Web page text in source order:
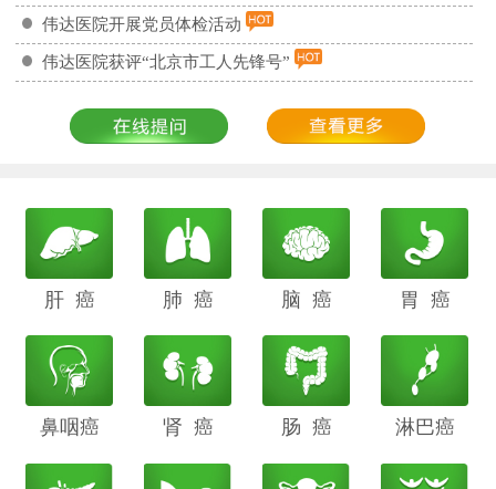
伟达医院开展党员体检活动
伟达医院获评“北京市工人先锋号”
肝 癌 阴道癌肺 癌 甲状腺癌
脑 癌 前列腺癌
胃 癌
鼻咽癌 胆管癌肾 癌
子宫内膜
癌
肠 癌 膀胱癌
淋巴癌